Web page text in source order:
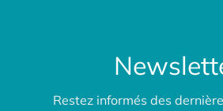
Restez informés des